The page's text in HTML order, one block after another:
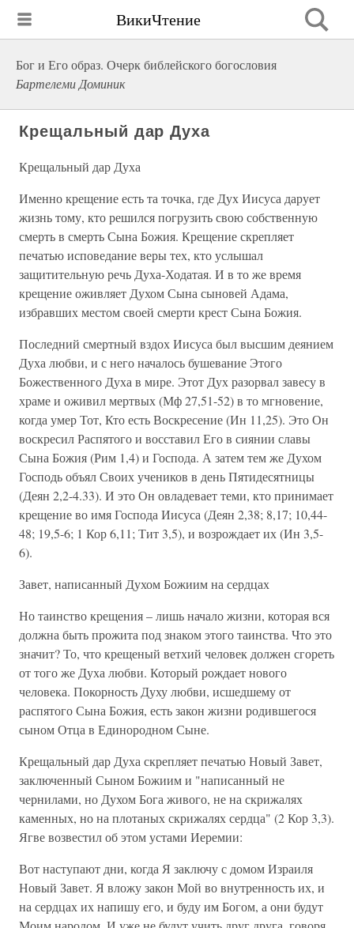
ВикиЧтение
Бог и Его образ. Очерк библейского богословия
Бартелеми Доминик
Крещальный дар Духа
Крещальный дар Духа
Именно крещение есть та точка, где Дух Иисуса дарует
жизнь тому, кто решился погрузить свою собственную
смерть в смерть Сына Божия. Крещение скрепляет
печатью исповедание веры тех, кто услышал
защитительную речь Духа-Ходатая. И в то же время
крещение оживляет Духом Сына сыновей Адама,
избравших местом своей смерти крест Сына Божия.
Последний смертный вздох Иисуса был высшим деянием
Духа любви, и с него началось бушевание Этого
Божественного Духа в мире. Этот Дух разорвал завесу в
храме и оживил мертвых (Мф 27,51-52) в то мгновение,
когда умер Тот, Кто есть Воскресение (Ин 11,25). Это Он
воскресил Распятого и восставил Его в сиянии славы
Сына Божия (Рим 1,4) и Господа. А затем тем же Духом
Господь объял Своих учеников в день Пятидесятницы
(Деян 2,2-4.33). И это Он овладевает теми, кто принимает
крещение во имя Господа Иисуса (Деян 2,38; 8,17; 10,44-
48; 19,5-6; 1 Кор 6,11; Тит 3,5), и возрождает их (Ин 3,5-
6).
Завет, написанный Духом Божиим на сердцах
Но таинство крещения – лишь начало жизни, которая вся
должна быть прожита под знаком этого таинства. Что это
значит? То, что крещеный ветхий человек должен сгореть
от того же Духа любви. Который рождает нового
человека. Покорность Духу любви, исшедшему от
распятого Сына Божия, есть закон жизни родившегося
сыном Отца в Единородном Сыне.
Крещальный дар Духа скрепляет печатью Новый Завет,
заключенный Сыном Божиим и "написанный не
чернилами, но Духом Бога живого, не на скрижалях
каменных, но на плотаных скрижалях сердца" (2 Кор 3,3).
Ягве возвестил об этом устами Иеремии:
Вот наступают дни, когда Я заключу с домом Израиля
Новый Завет. Я вложу закон Мой во внутренность их, и
на сердцах их напишу его, и буду им Богом, а они будут